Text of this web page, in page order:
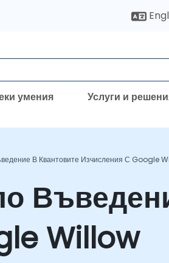
умения Услуги и
В Квантовите Изчисления С Google
Willow